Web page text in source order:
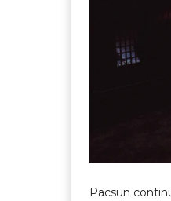
Pacsun